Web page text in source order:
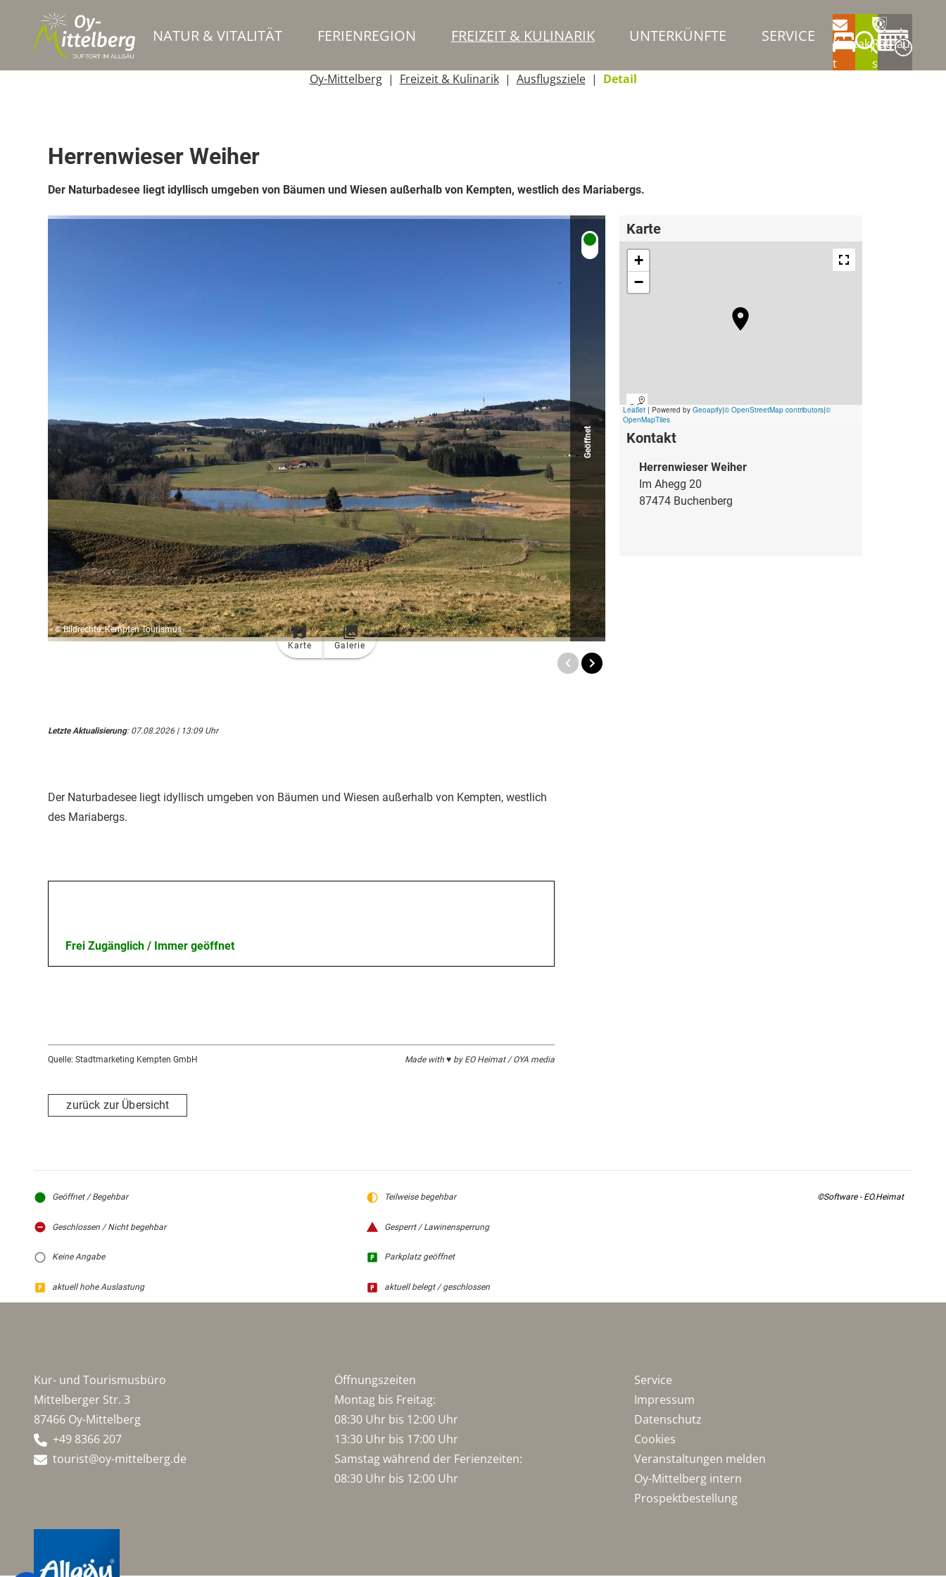
NATUR & VITALITÄT FERIENREGION FREIZEIT & KULINARIK UNTERKÜNFTE SERVICE
Kontak
t
Rathau
s
Oy-Mittelberg
Freizeit & Kulinarik Ausflugsziele Detail
Herrenwieser Weiher
Der Naturbadesee liegt idyllisch umgeben von Bäumen und Wiesen außerhalb von Kempten, westlich des Mariabergs.
© Bildrechte: Kempten Tourismus
Geöffnet
Karte Galerie
Letzte Aktualisierung: 07.08.2026 | 13:09 Uhr
Der Naturbadesee liegt idyllisch umgeben von Bäumen und Wiesen außerhalb von Kempten, westlich
des Mariabergs.
Frei Zugänglich / Immer geöffnet
Quelle: Stadtmarketing Kempten GmbH Made with ♥ by EO Heimat / OYA media
zurück zur Übersicht
Karte
Kontakt
Herrenwieser Weiher
Im Ahegg 20
87474 Buchenberg
Geöffnet / Begehbar Teilweise begehbar
Geschlossen / Nicht begehbar Gesperrt / Lawinensperrung
Keine Angabe Parkplatz geöffnet
aktuell hohe Auslastung aktuell belegt / geschlossen
©Software - EO.Heimat
Kur- und Tourismusbüro
Mittelberger Str. 3
87466 Oy-Mittelberg
+49 8366 207
tourist@oy-mittelberg.de
Öffnungszeiten
Montag bis Freitag:
08:30 Uhr bis 12:00 Uhr
13:30 Uhr bis 17:00 Uhr
Samstag während der Ferienzeiten:
08:30 Uhr bis 12:00 Uhr
Service
Impressum
Datenschutz
Cookies
Veranstaltungen melden
Oy-Mittelberg intern
Prospektbestellung